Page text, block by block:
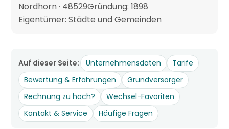
Nordhorn · 48529Gründung: 1898
Eigentümer: Städte und Gemeinden
Auf dieser Seite: Unternehmensdaten
Tarife
Bewertung & Erfahrungen
Grundversorger
Rechnung zu hoch?
Wechsel-Favoriten
Kontakt & Service
Häufige Fragen